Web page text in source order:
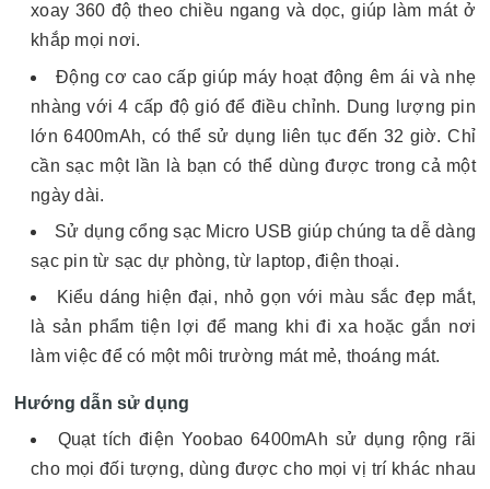
xoay 360 độ theo chiều ngang và dọc, giúp làm mát ở
khắp mọi nơi.
Động cơ cao cấp giúp máy hoạt động êm ái và nhẹ
nhàng với 4 cấp độ gió để điều chỉnh. Dung lượng pin
lớn 6400mAh, có thể sử dụng liên tục đến 32 giờ. Chỉ
cần sạc một lần là bạn có thể dùng được trong cả một
ngày dài.
Sử dụng cổng sạc Micro USB giúp chúng ta dễ dàng
sạc pin từ sạc dự phòng, từ laptop, điện thoại.
Kiểu dáng hiện đại, nhỏ gọn với màu sắc đẹp mắt,
là sản phẩm tiện lợi để mang khi đi xa hoặc gắn nơi
làm việc để có một môi trường mát mẻ, thoáng mát.
Hướng dẫn sử dụng
Quạt tích điện Yoobao 6400mAh sử dụng rộng rãi
cho mọi đối tượng, dùng được cho mọi vị trí khác nhau